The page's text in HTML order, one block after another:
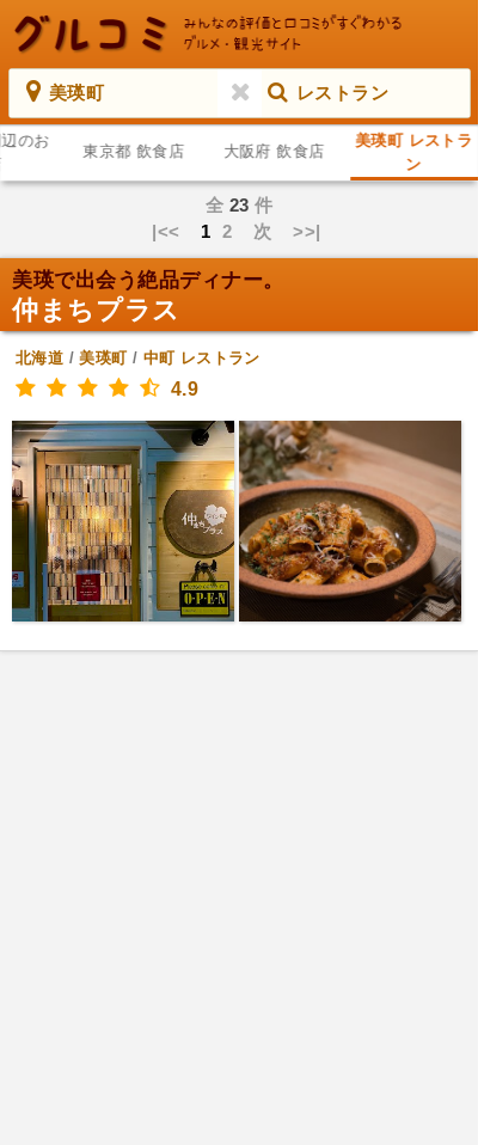
美瑛町 レストラン
のお
東京都 飲食店 大阪府 飲食店
美瑛町 レストラ
ン
全 23 件
|<< 1 2 次 >>|
美瑛で出会う絶品ディナー。
仲まちプラス
北海道 /美瑛町/ 中町 レストラン
4.9